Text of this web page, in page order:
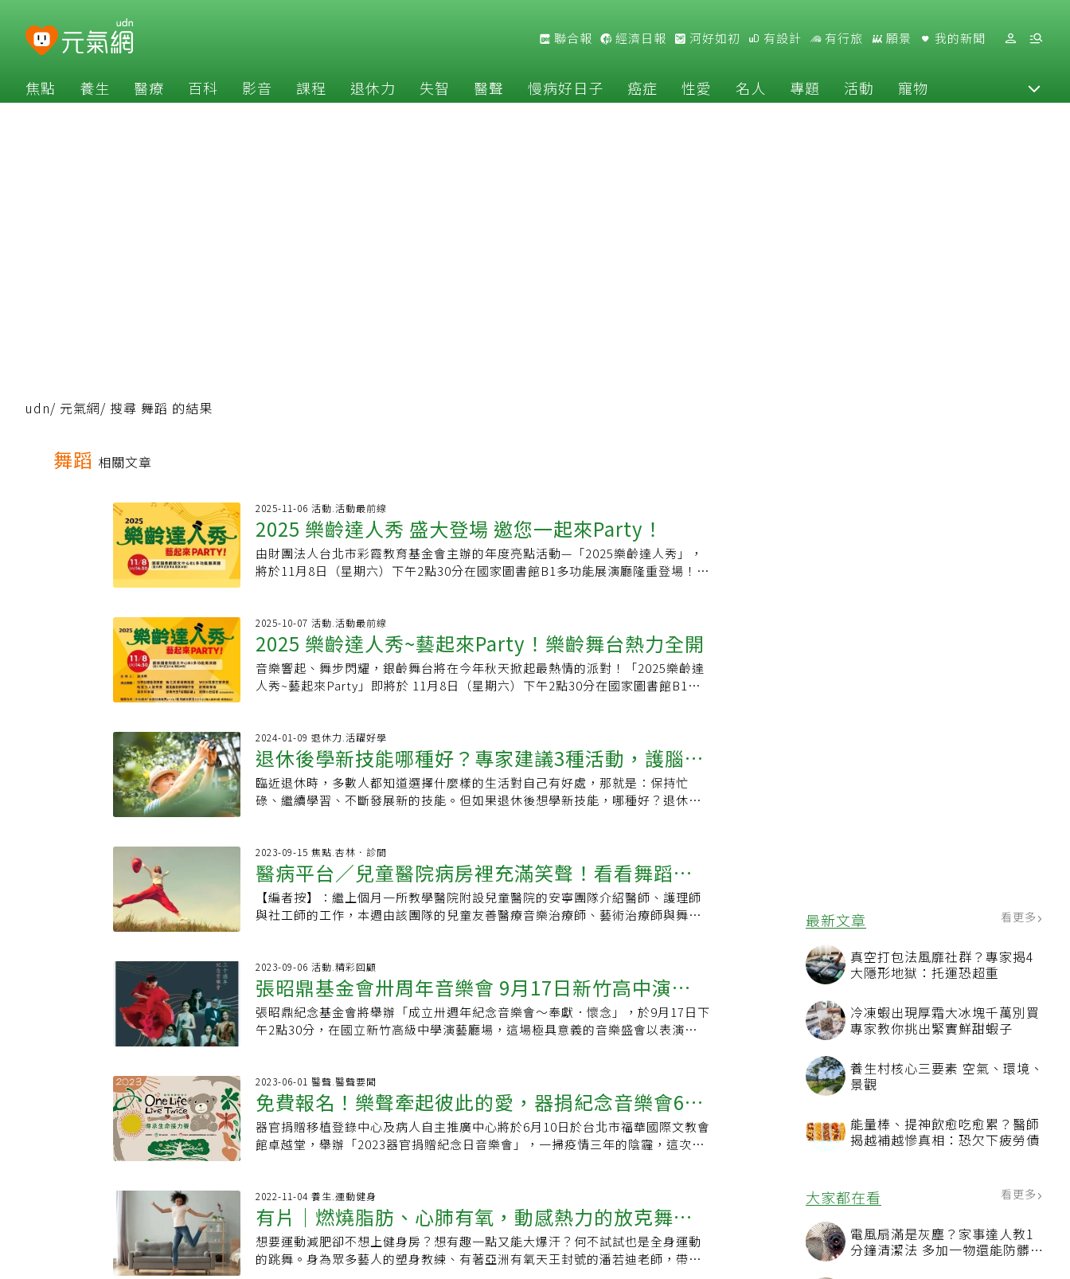
聯合報 經濟日報 河好如初 有設計 有行旅 願景 我的新聞
焦點 養生 醫療 百科 影音 課程 退休力 失智 醫聲 慢病好日子 癌症 性愛 名人 專題 活動 寵物
最新文章 看更多
真空打包法風靡社群？專家揭4
大隱形地獄：托運恐超重
冷凍蝦出現厚霜大冰塊千萬別買
專家教你挑出緊實鮮甜蝦子
養生村核心三要素 空氣、環境、
景觀
能量棒、提神飲愈吃愈累？醫師
揭越補越慘真相：恐欠下疲勞債
大家都在看 看更多
電風扇滿是灰塵？家事達人教1
分鐘清潔法 多加一物還能防髒汙
udn/ 元氣網/ 搜尋 舞蹈 的結果
舞蹈 相關文章
2025-11-06 活動.活動最前線
2025 樂齡達人秀 盛大登場 邀您一起來Party！
由財團法人台北市彩霞教育基金會主辦的年度亮點活動—「2025樂齡達人秀」，
將於11月8日（星期六）下午2點30分在國家圖書館B1多功能展演廳隆重登場！活
齡團體踴躍報名，經過層層甄選，最終由「新住民華韻舞蹈團」、「 WOW荔響
打擊樂團」、「 哈魔力人聲樂團 」、 「音樂魔擊客」 、 「袁來珍幸福」、 「
戀舞天空-蝴蝶翩翩」等六組優秀團隊脫穎而出，此外也邀請歷年參與活動表現突
出的「功學社銀髮俱樂部」、「 鳳凰藝術美學獅子會」及「關懷小丑協會」的團
隊助力演出，以音樂、舞蹈等多元形式呈現長者的創意與生命力，表演內容豐富
基金會陳欣意執行長表示，「樂齡達人秀」不只是舞台表演，更是推動高齡社會
文化參與的重要平台。透過藝術表演，鼓勵長者勇於嘗試、跨出舒適圈，在舞台
上綻放自信與快樂，讓「活到老、學到老、玩到老」成為最動人的生命態度。邀
請社會大眾關注樂齡族群的創意能量與學習熱情，為樂齡達人加油喝采，一起見
南路20號） 入場方式｜免費索票，座位有限額滿為止(票券已索完，現場13:30將
開放候補入場)。
2025-10-07 活動.活動最前線
2025 樂齡達人秀~藝起來Party！樂齡舞台熱力全開
音樂響起、舞步閃耀，銀齡舞台將在今年秋天掀起最熱情的派對！「2025樂齡達
人秀~藝起來Party」即將於 11月8日（星期六）下午2點30分在國家圖書館B1多
演，內容包含舞蹈、樂器演奏、Acapella 人聲合唱團等，讓觀眾一次感受多重藝
術的能量。 「樂齡達人秀」是長輩們盡情揮灑熱情與才華的舞台，他們用音樂、
舞蹈和歌聲，告訴大家：活力與夢想，沒有年齡的限制！ 快邀請親朋好友一起來
參加，跟著樂齡達人們High翻全場，度過一個充滿活力、感動與笑聲的午後派
對！ 【活動資訊】 日期：2025年11月8日（六） 時間：下午2:30 地點：國家圖
教育基金會 Tel：(02)2570-8818~225、270 樂齡網大安店 Tel：(02) 2701-1766
樂齡網民生店 Tel：(02)2761-1866 樂齡網文山店 Tel：(02) 2930-8006
2024-01-09 退休力.活躍好學
退休後學新技能哪種好？專家建議3種活動，護腦健
身又有社交
臨近退休時，多數人都知道選擇什麼樣的生活對自己有好處，那就是：保持忙
碌、繼續學習、不斷發展新的技能。但如果退休後想學新技能，哪種好？退休後
學習新技能並不一樣。她說，學習一項新技能需要更認真的投入，至少要花數月
或一年時間來練習並取得進展。對一位剛退休的人來說，想慢慢開始探索新領
域、重新組合個人技能，最好的新技能是什麼？太平洋大學（University of the
Pacific）心理學副教授史崔克蘭-休斯（Carla Strickland-Hughes）指出，學會
某項新技能，並非仙丹妙藥，就能讓老年生活變得更美好；但如果讓她選擇，她
認知功能、同時鍛鍊身體；而舞蹈完全符合這三個要求。其中，鍛鍊身體對退休
人士尤其重要，因此選擇一項需要消耗體力的新技能是有道理的。瑞秋·吳也表
示，考慮從事能讓心跳加速、微微出汗的活動。大量研究顯示，鍛鍊身體、尤其
是與他人一起參與，會讓大腦在認知與生理上更健康。對輪椅族或無法進行某些
踏步。
2023-09-15 焦點.杏林．診間
醫病平台／兒童醫院病房裡充滿笑聲！看看舞蹈動
作治療師在做什麼？
【編者按】：繼上個月一所教學醫院附設兒童醫院的安寧團隊介紹醫師、護理師
與社工師的工作，本週由該團隊的兒童友善醫療音樂治療師、藝術治療師與舞蹈
方是讓我們領會到醫療的目的並不是只有診斷、用藥或開刀達到治癒，而是安寧
團隊有一群非醫療人員可以利用音樂、藝術與舞蹈使這些無法治癒的病童與心力
交瘁的家屬得到紓解而展現笑容。在兒童醫院裡因為醫療處置，用藥換藥，疾病
疼痛，藥物副作用等種種原因，醫院裡面總是充滿著哭泣聲、安慰聲、鼓勵聲、
怒罵聲、恐嚇聲，我常常在想可否增加些不一樣的聲音。笑聲就像磁鐵般總是會
看見不一樣的彼此。我的孩子生病了沒體力怎麼跳舞？這是家長常會提出的疑
問，但身體的律動一直以來都是人類的本能，且在任何地方都可以發生，我們舞
動的舞台包括：病床上、床沿邊、病床前、走廊、廁所等，舞蹈動作治療師先運
用舞蹈動作元素慢慢讓病童重新認識自己的身體，再用創造性舞蹈的牽引，讓病
引而來，有時我們會邀請大家是否願意一起共舞（當然一定是在疫情後才可如
此），轉眼間病房變成一個開心的舞池，有許多人一起共舞。「加油！勇敢一點
不要怕」 「不要再哭了！」 「你不開心，我在這邊照顧你就開心嗎？」 「我可
以哭嗎？」 「我為什麼一定要勇敢？」 「我會被放棄嗎？」在醫院久了許多的關
係都會改變，有的對立、有的緊張、有的過度依附或依賴。當舞蹈動作治療師與
2023-09-06 活動.精彩回顧
張昭鼎基金會卅周年音樂會 9月17日新竹高中演藝
廳登場
張昭鼎紀念基金會將舉辦「成立卅週年紀念音樂會～奉獻．懷念」，於9月17日下
午2點30分，在國立新竹高級中學演藝廳場，這場極具意義的音樂盛會以表演藝術
張昭鼎曾任清大化學系教授，是台灣傑出科學家，更是古典音樂與藝術歌曲情有
獨鍾的熱愛者。張先生的親友曾透露，他生前常說：「我過世的時候要放貝多芬
的《英雄交響曲》給我聽！」正因如此，基金會自成立以來，每年舉辦的紀念音
樂會成為回憶、懷念與感謝張昭鼎貢獻的重要途徑。通過這場音樂會，我們將更
深刻地理解張昭鼎教授對於科學、教育和藝術的熱情，並共同紀念他為台灣作出
盛會。音樂會包括「弦沐弦樂四重奏」，由兩把小提琴、一把中提琴加一把大提
琴組成的團隊，演出貝多芬「第4號C小調弦樂四重奏」、帕海貝爾的「D大調卡
農」等古典曲目，以及改編自台灣民謠「望春風」的四重奏。還有男中音陳欣豪
與鋼琴家張聖潔合作的聲樂節目，包括德國藝術歌曲「菩提樹」、「奉獻」；以
2023-06-01 醫聲.醫聲要聞
免費報名！樂聲牽起彼此的愛，器捐紀念音樂會6月
10日登場
器官捐贈移植登錄中心及病人自主推廣中心將於6月10日於台北市福華國際文教會
館卓越堂，舉辦「2023器官捐贈紀念日音樂會」，一掃疫情三年的陰霾，這次開
登錄中心表示，民國76年6月19日「人體器官移植條例」頒佈後，台灣成為亞洲
第一個有器官移植法律的國家，因此這天訂定為「器官捐贈紀念日」，至今走來
36年，中心不忘器官捐贈者無私的愛，每年都會舉辦相關紀念活動，隨著與疫情
共存，用音樂漸漸拉回人與人之間的溫度。2023器官捐贈紀念日音樂會，這次的
主題以「傳承生命接力賽」為主題，希望生命可以一棒接一棒接續下去，音樂會
2022-11-04 養生.運動健身
有片｜燃燒脂肪、心肺有氧，動感熱力的放克舞步
跳起來！
想要運動減肥卻不想上健身房？想有趣一點又能大爆汗？何不試試也是全身運動
的跳舞。身為眾多藝人的塑身教練、有著亞洲有氧天王封號的潘若迪老師，帶領